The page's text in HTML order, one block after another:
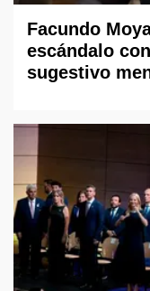
Facundo
escándalo
sugestivo